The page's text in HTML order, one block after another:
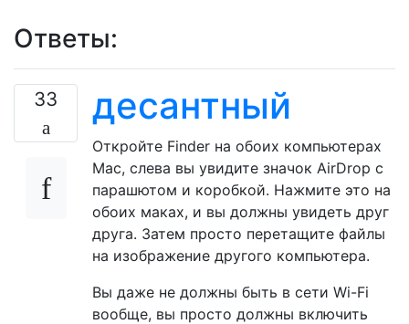
Ответы:
33 десантный
Откройте Finder на обоих компьютерах
Mac, слева вы увидите значок AirDrop с
парашютом и коробкой. Нажмите это на
обоих маках, и вы должны увидеть друг
друга. Затем просто перетащите файлы
на изображение другого компьютера.
Вы даже не должны быть в сети Wi-Fi
вообще, вы просто должны включить